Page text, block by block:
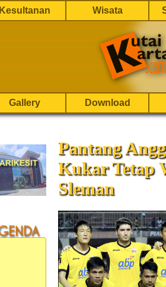
Kesultanan Wisata
Gallery Download
Pantang
Kukar Tetap
Sleman